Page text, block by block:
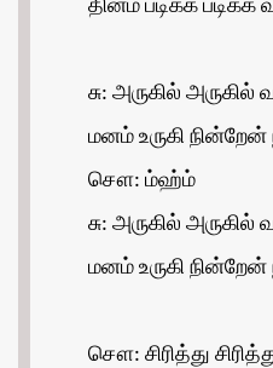
தினம் படிக்க படிக்க
சு: அருகில் அருகில்
மனம் உருகி
சௌ: ம்ஹ்ம்
சு: அருகில் அருகில்
மனம் உருகி
சௌ: சிரித்து